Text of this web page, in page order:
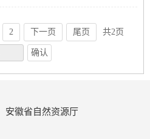
2 下一页 尾页 共2页
确认
安徽省自然资源厅